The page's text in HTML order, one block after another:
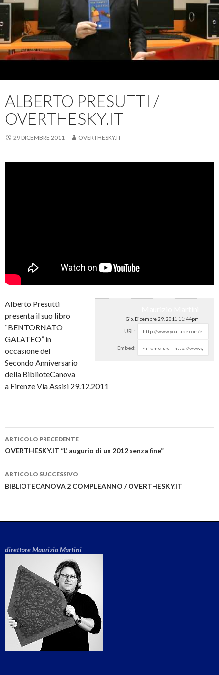
ALBERTO PRESUTTI /
OVERTHESKY.IT
29 DICEMBRE 2011 OVERTHESKY.IT
Gio, Dicembre 29, 2011 11:44pm
URL:
Embed:
Alberto Presutti
presenta il suo libro
“BENTORNATO
GALATEO” in
occasione del
Secondo Anniversario
della BiblioteCanova
a Firenze Via Assisi 29.12.2011
Navigazione articolo
ARTICOLO PRECEDENTE
OVERTHESKY.IT “L’ augurio di un 2012 senza fine”
ARTICOLO SUCCESSIVO
BIBLIOTECANOVA 2 COMPLEANNO / OVERTHESKY.IT
direttore Maurizio Martini